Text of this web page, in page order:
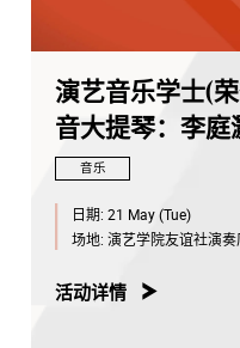
演艺音乐学士(
音大提琴：李庭
音乐
日期: 21 May (Tue)
场地: 演艺学院友谊社演奏
活动详情